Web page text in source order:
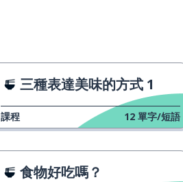
三種表達美味的方式 1
課程 12 單字/短語
食物好吃嗎？